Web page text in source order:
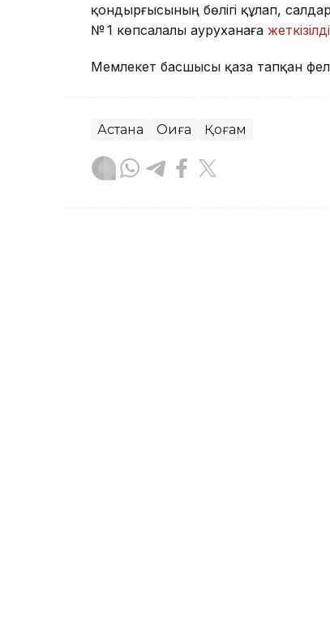
қондырғысының бөлігі құлап,
№ 1 көпсалалы ауруханаға
Мемлекет басшысы қаза тапқан
Астана Оқиға Қоғам